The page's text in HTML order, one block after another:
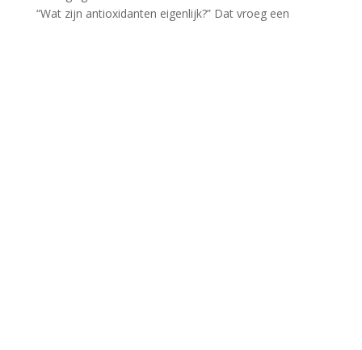
“Wat zijn antioxidanten eigenlijk?” Dat vroeg een